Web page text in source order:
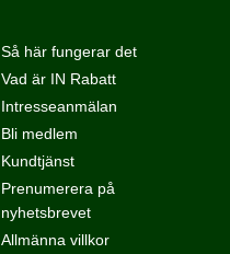
Så här fungerar det
Vad är IN Rabatt
Intresseanmälan
Bli medlem
Kundtjänst
Prenumerera på
nyhetsbrevet
Allmänna villkor